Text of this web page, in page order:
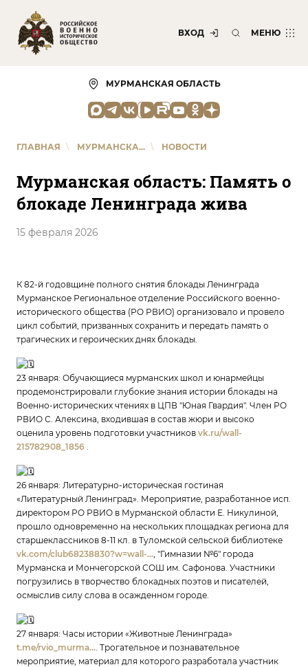
ВХОД МЕНЮ
МУРМАНСКАЯ ОБЛАСТЬ
ГЛАВНАЯ \ МУРМАНСКА... \ НОВОСТИ
Мурманская область: Память о
блокаде Ленинграда жива
15 февраля 2026
К 82-й годовщине полного снятия блокады Ленинграда
Мурманское Региональное отделение Российского военно-
исторического общества (РО РВИО) организовало и провело
цикл событий, призванных сохранить и передать память о
трагических и героических днях блокады.
23 января: Обучающиеся мурманских школ и юнармейцы
продемонстрировали глубокие знания истории блокады на
Военно-исторических чтениях в ЦПВ "Юная Гвардия". Член РО
РВИО С. Алексина, входившая в состав жюри и высоко
оценила уровень подготовки участников vk.ru/wall-
215782908_1856 .
26 января: Литературно-историческая гостиная
«Литературный Ленинград». Мероприятие, разработанное исп.
директором РО РВИО в Мурманской области Е. Никулиной,
прошло одновременно на нескольких площадках региона для
старшеклассников 8-11 кл. в Туломской сельской библиотеке
vk.com/club68238830?w=wall-..., "Гимназии №6" города
Мурманска и Мончегорской СОШ им. Сафонова. Участники
погрузились в творчество блокадных поэтов и писателей,
осмыслив силу слова в осажденном городе.
27 января: Часы истории «Животные Ленинграда»
t.me/rvio_murma.... Трогательное и познавательное
мероприятие, материал для которого разработала участник